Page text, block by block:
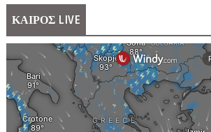
ΚΑΙΡΟΣ LIVE